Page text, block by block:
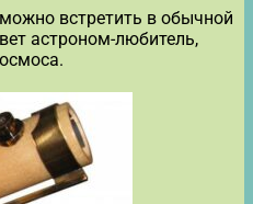
встретить в обычной
астроном-любитель,